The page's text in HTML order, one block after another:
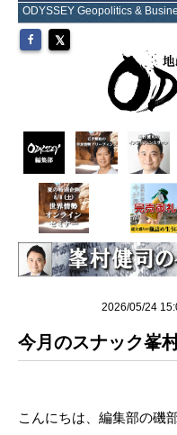
ODYSSEY Geopolitics &
2026/05/24
今月のスナック峯
こんにちは、編集部の磯